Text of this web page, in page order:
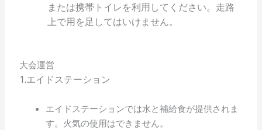
または携帯トイレを利用してください。走路
上で用を足してはいけません。
大会運営
1.エイドステーション
エイドステーションでは水と補給食が提供されま
す。火気の使用はできません。